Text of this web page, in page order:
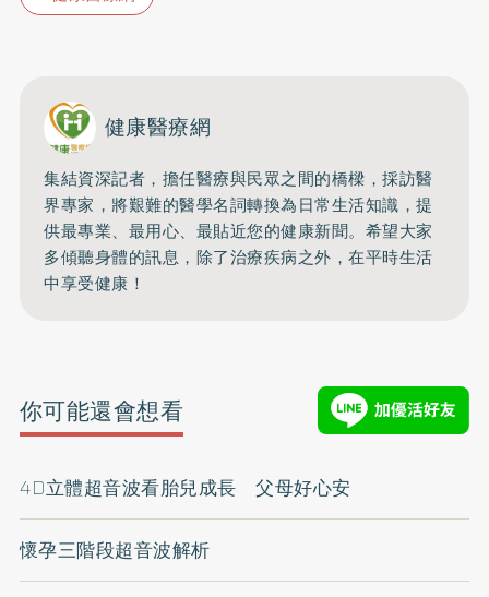
健康醫療網
集結資深記者，擔任醫療與民眾之間的橋樑，採訪醫
界專家，將艱難的醫學名詞轉換為日常生活知識，提
供最專業、最用心、最貼近您的健康新聞。希望大家
多傾聽身體的訊息，除了治療疾病之外，在平時生活
中享受健康！
你可能還會想看
4D立體超音波看胎兒成長 父母好心安
懷孕三階段超音波解析